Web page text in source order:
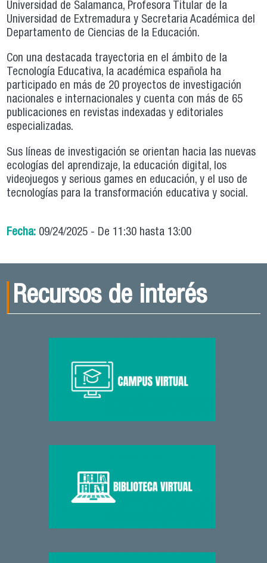
Universidad de Salamanca, Profesora Titular de la
Universidad de Extremadura y Secretaria Académica del
Departamento de Ciencias de la Educación.
Con una destacada trayectoria en el ámbito de la
Tecnología Educativa, la académica española ha
participado en más de 20 proyectos de investigación
nacionales e internacionales y cuenta con más de 65
publicaciones en revistas indexadas y editoriales
especializadas.
Sus líneas de investigación se orientan hacia las nuevas
ecologías del aprendizaje, la educación digital, los
videojuegos y serious games en educación, y el uso de
tecnologías para la transformación educativa y social.
Fecha: 09/24/2025 - De 11:30 hasta 13:00
Recursos de interés